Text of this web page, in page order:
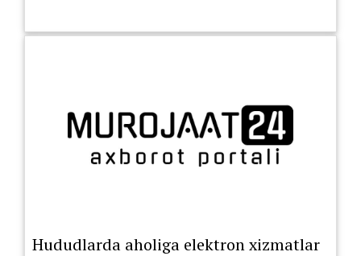
Hududlarda aholiga elektron xizmatlar